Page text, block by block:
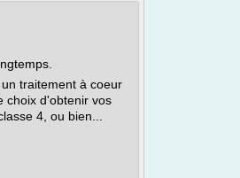
traitement à coeur
choix d'obtenir vos
4, ou bien...